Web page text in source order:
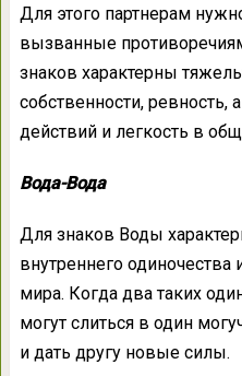
Для этого партнерам
вызванные
знаков характерны
собственности,
действий и легкость в
Вода-Вода
Для знаков Воды
внутреннего одиночества
мира. Когда два таких
могут слиться в один
и дать другу новые силы.